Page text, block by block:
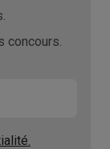
concours.